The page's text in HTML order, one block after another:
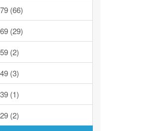
(66)
(29)
(2)
(3)
(1)
(2)